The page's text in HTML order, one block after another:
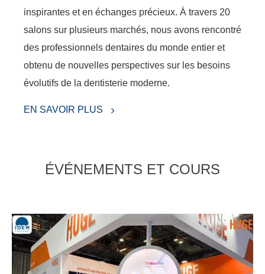
inspirantes et en échanges précieux. À travers 20
salons sur plusieurs marchés, nous avons rencontré
des professionnels dentaires du monde entier et
obtenu de nouvelles perspectives sur les besoins
évolutifs de la dentisterie moderne.
EN SAVOIR PLUS
ÉVÉNEMENTS ET COURS